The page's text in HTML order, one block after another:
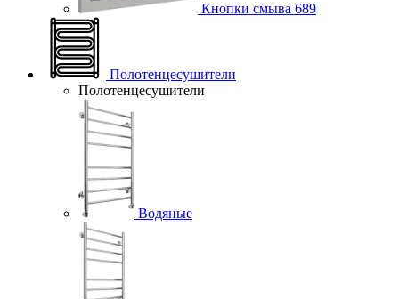
Кнопки смыва 689
Полотенцесушители
Полотенцесушители
Водяные